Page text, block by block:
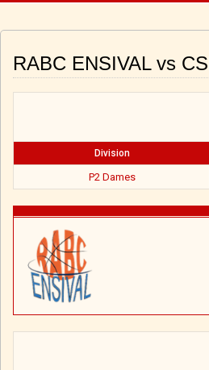
RABC ENSIVAL vs
Division
P2 Dames